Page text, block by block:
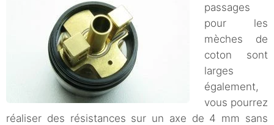
passages
pour les
mèches de
coton sont
larges
également,
vous pourrez
réaliser des résistances sur un axe de 4 mm sans